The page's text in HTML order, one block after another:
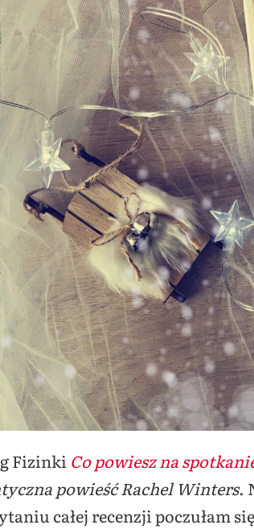
FizinkiCo powiesz na
powieść Rachel Winters.
całej recenzji poczułam